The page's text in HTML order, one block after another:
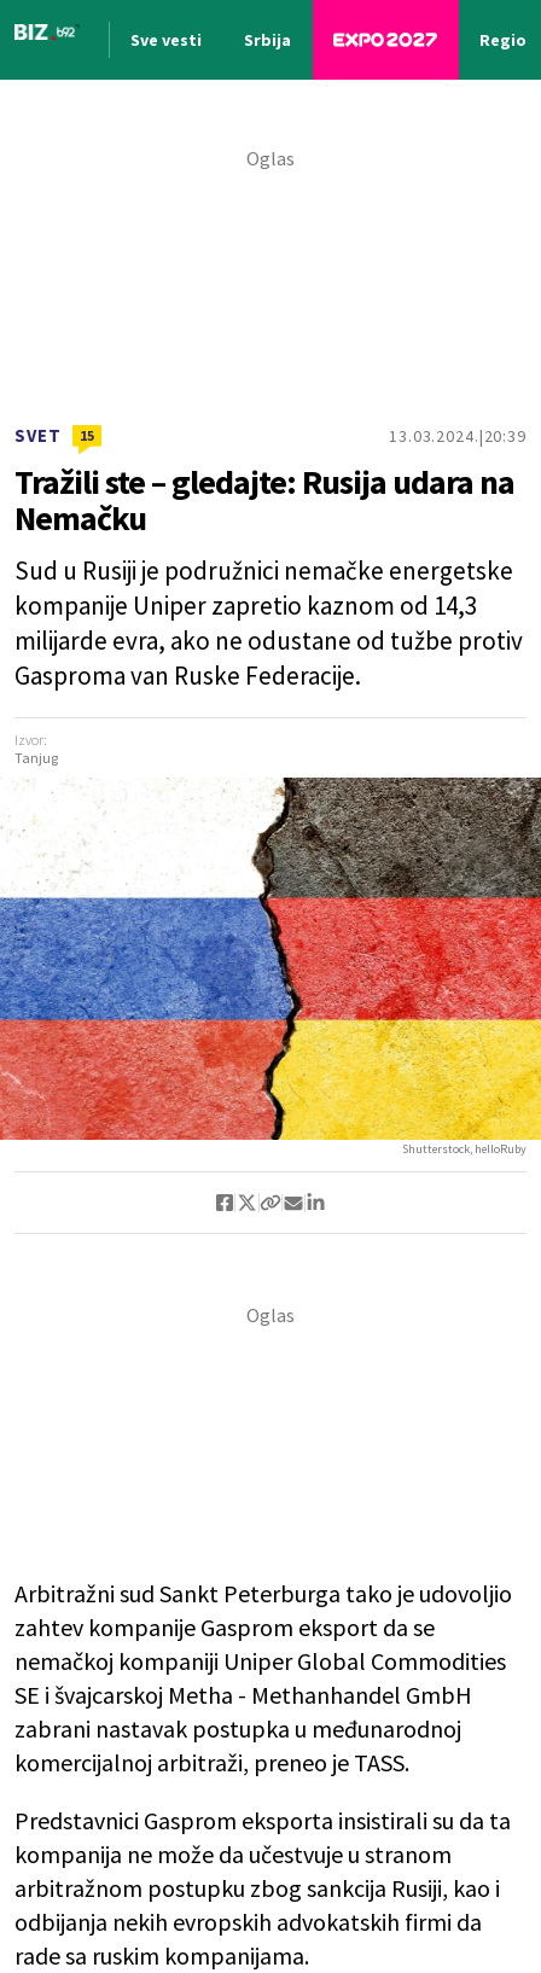
Sve vesti Srbija Region
SVET 15 13.03.2024. 20:39
Tražili ste – gledajte: Rusija udara na
Nemačku
Sud u Rusiji je podružnici nemačke energetske
kompanije Uniper zapretio kaznom od 14,3
milijarde evra, ako ne odustane od tužbe protiv
Gasproma van Ruske Federacije.
Izvor:
Tanjug
Shutterstock, helloRuby
Arbitražni sud Sankt Peterburga tako je udovoljio
zahtev kompanije Gasprom eksport da se
nemačkoj kompaniji Uniper Global Commodities
SE i švajcarskoj Metha - Methanhandel GmbH
zabrani nastavak postupka u međunarodnoj
komercijalnoj arbitraži, preneo je TASS.
Predstavnici Gasprom eksporta insistirali su da ta
kompanija ne može da učestvuje u stranom
arbitražnom postupku zbog sankcija Rusiji, kao i
odbijanja nekih evropskih advokatskih firmi da
rade sa ruskim kompanijama.